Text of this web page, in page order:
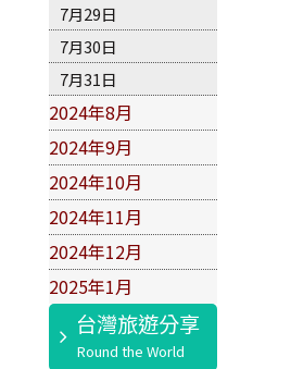
7月29日
7月30日
7月31日
2024年8月
2024年9月
2024年10月
2024年11月
2024年12月
2025年1月
台灣旅遊分享